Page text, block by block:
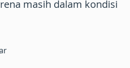
masih dalam kondisi